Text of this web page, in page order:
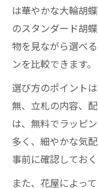
は華やかな大輪胡
のスタンダード胡
物を見ながら選べ
ンを比較できます。
選び方のポイント
無、立札の内容、
は、無料でラッピ
多く、細やかな気
事前に確認しておく
また、花屋によっ